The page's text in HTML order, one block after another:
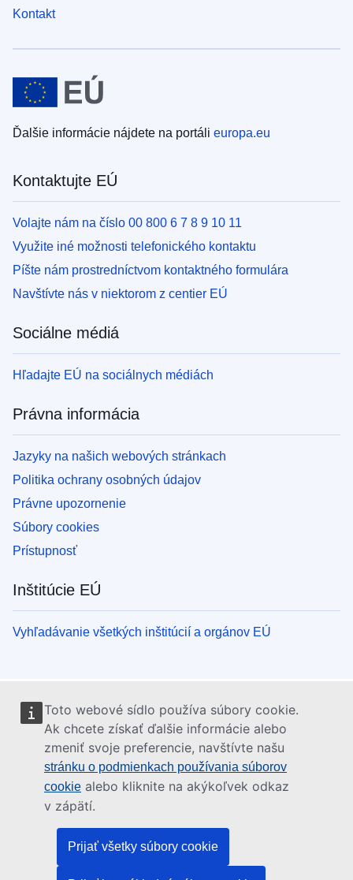
Toto webové sídlo používa súbory cookie.
Ak chcete získať ďalšie informácie alebo
zmeniť svoje preferencie, navštívte našu
stránku o podmienkach používania súborov
cookie alebo kliknite na akýkoľvek odkaz
v zápätí.
Prijať všetky súbory cookie
Kontakt
Ďalšie informácie nájdete na portáli europa.eu
Kontaktujte EÚ
Volajte nám na číslo 00 800 6 7 8 9 10 11
Využite iné možnosti telefonického kontaktu
Píšte nám prostredníctvom kontaktného formulára
Navštívte nás v niektorom z centier EÚ
Sociálne médiá
Hľadajte EÚ na sociálnych médiách
Právna informácia
Jazyky na našich webových stránkach
Politika ochrany osobných údajov
Právne upozornenie
Súbory cookies
Prístupnosť
Inštitúcie EÚ
Vyhľadávanie všetkých inštitúcií a orgánov EÚ